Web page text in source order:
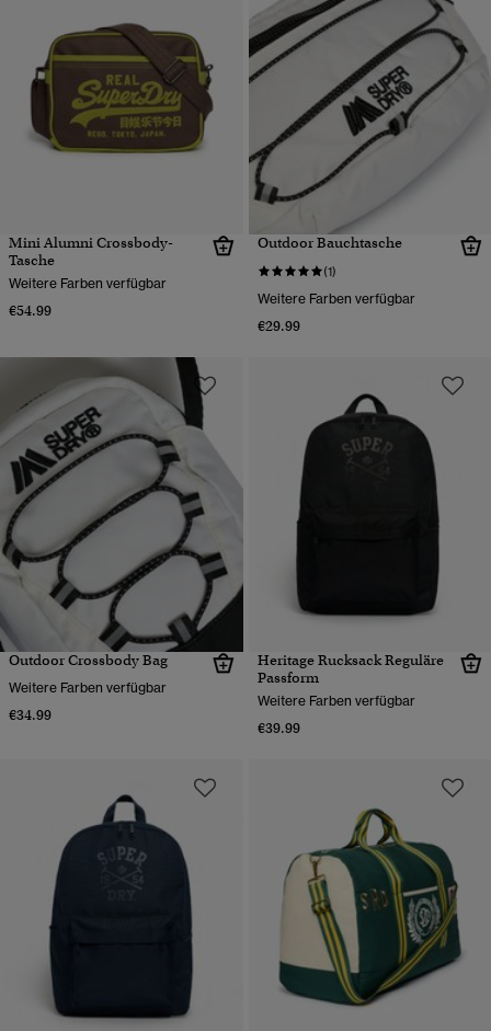
Mini Alumni Crossbody-
Tasche
Weitere Farben verfügbar
€54.99
Outdoor Bauchtasche
(1)
Weitere Farben verfügbar
€29.99
Outdoor Crossbody Bag
Weitere Farben verfügbar
€34.99
Heritage Rucksack Reguläre
Passform
Weitere Farben verfügbar
€39.99